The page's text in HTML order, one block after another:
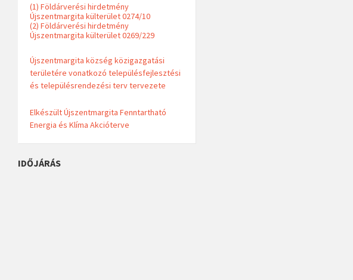
(1) Földárverési hirdetmény
Újszentmargita külterület 0274/10
(2) Földárverési hirdetmény
Újszentmargita külterület 0269/229
Újszentmargita község közigazgatási
területére vonatkozó településfejlesztési
és településrendezési terv tervezete
Elkészült Újszentmargita Fenntartható
Energia és Klíma Akcióterve
IDŐJÁRÁS